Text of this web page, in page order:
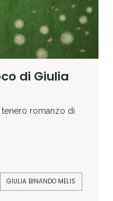
di Giulia
tenero romanzo di
GIULIA BINANDO MELIS